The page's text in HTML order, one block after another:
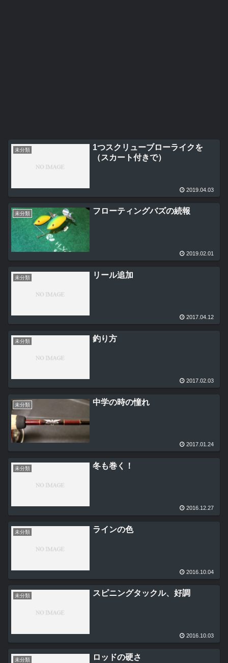
未分類
1つスクリューブローライクを
（スカート付きで）
2019.04.03
未分類 フローティングバズの続報
2019.02.01
未分類 リール追加
2017.04.12
未分類 釣り方
2017.02.03
未分類 中学の時の憧れ
2017.01.24
未分類 冬も巻く！
2016.12.27
未分類 ラインの色
2016.10.04
未分類 スピニングタックル、好調
2016.10.03
未分類 ロッドの硬さ